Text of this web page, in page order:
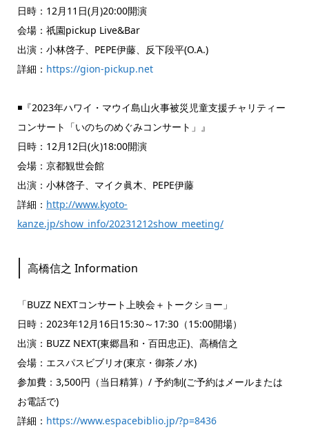
日時：12月11日(月)20:00開演
会場：祇園pickup Live&Bar
出演：小林啓子、PEPE伊藤、反下段平(O.A.)
詳細： https://gion-pickup.net
◾️『2023年ハワイ・マウイ島山火事被災児童支援チャリティー
コンサート「いのちのめぐみコンサート」』
日時：12月12日(火)18:00開演
会場：京都観世会館
出演：小林啓子、マイク眞木、PEPE伊藤
詳細： http://www.kyoto-
kanze.jp/show_info/20231212show_meeting/
高橋信之 Information
「BUZZ NEXTコンサート上映会＋トークショー」
日時：2023年12月16日15:30～17:30（15:00開場）
出演：BUZZ NEXT(東郷昌和・百田忠正)、高橋信之
会場：エスパスビブリオ(東京・御茶ノ水)
参加費：3,500円（当日精算）/ 予約制(ご予約はメールまたは
お電話で)
詳細： https://www.espacebiblio.jp/?p=8436